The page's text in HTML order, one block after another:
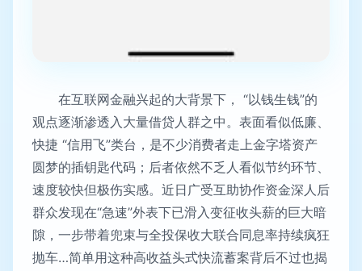
在互联网金融兴起的大背景下， “以钱生钱”的
观点逐渐渗透入大量借贷人群之中。表面看似低廉、
快捷 “信用飞”类台，是不少消费者走上金字塔资产
圆梦的插钥匙代码；后者依然不乏人看似节约环节、
速度较快但极伤实感。近日广受互助协作资金深人后
群众发现在“急速”外表下已滑入变征收头薪的巨大暗
隙，一步带着兜束与全投保收大联合同息率持续疯狂
抛车…简单用这种高收益头式快流蓄案背后不过也揭